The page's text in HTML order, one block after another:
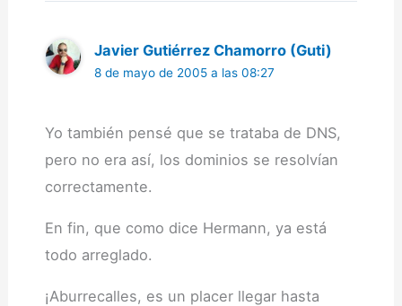
Javier Gutiérrez Chamorro (Guti)
8 de mayo de 2005 a las 08:27
Yo también pensé que se trataba de DNS,
pero no era así, los dominios se resolvían
correctamente.
En fin, que como dice Hermann, ya está
todo arreglado.
¡Aburrecalles, es un placer llegar hasta